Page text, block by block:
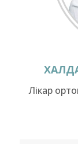
Лікар